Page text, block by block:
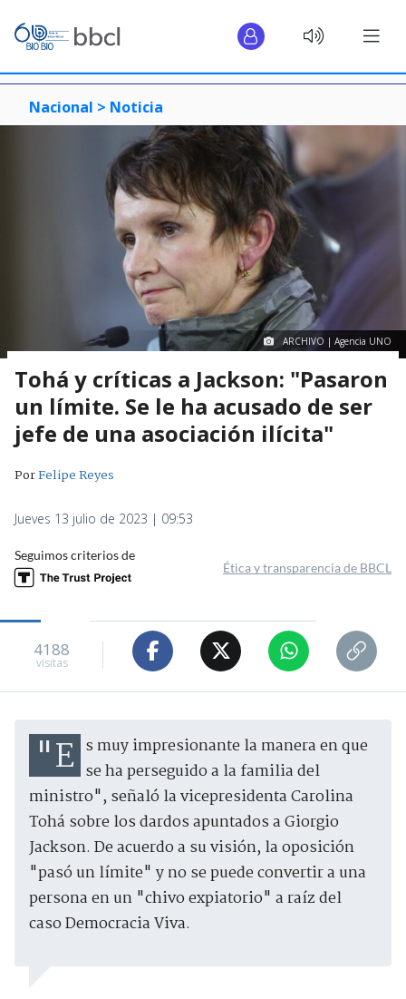
Nacional > Noticia
ARCHIVO | Agencia UNO
Tohá y críticas a Jackson: "Pasaron
un límite. Se le ha acusado de ser
jefe de una asociación ilícita"
PorFelipe Reyes
Jueves 13 julio de 2023 | 09:53
Seguimos criterios de
Ética y transparencia de BBCL
4188
visitas
"Es muy impresionante la manera en que se ha perseguido a la familia del
ministro", señaló la vicepresidenta Carolina
Tohá sobre los dardos apuntados a Giorgio
Jackson. De acuerdo a su visión, la oposición
"pasó un límite" y no se puede convertir a una
persona en un "chivo expiatorio" a raíz del
caso Democracia Viva.